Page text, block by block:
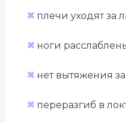
✖ плечи уходят за
✖ ноги
✖ нет вытяжения
✖ переразгиб в